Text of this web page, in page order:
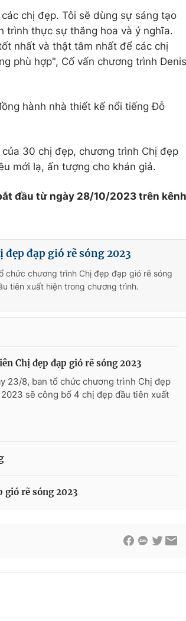
chị đẹp. Tôi sẽ dùng sự sáng tạo
trình thực sự thăng hoa và ý nghĩa.
nhất và thật tâm nhất để các chị
phù hợp", Cố vấn chương trình Denis
hành nhà thiết kế nổi tiếng Đỗ
30 chị đẹp, chương trình Chị đẹp
mới lạ, ấn tượng cho khán giả.
đầu từ ngày 28/10/2023 trên kênh
đẹp đạp gió rẽ sóng 2023
chức chương trình Chị đẹp đạp gió rẽ sóng
tiên xuất hiện trong chương trình.
Chị đẹp đạp gió rẽ sóng 2023
23/8, ban tổ chức chương trình Chị đẹp
sẽ công bố 4 chị đẹp đầu tiên xuất
gió rẽ sóng 2023